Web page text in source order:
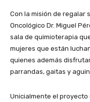
Con la misión de regalar
Oncológico Dr. Miguel
sala de quimioterapia
mujeres que están
quienes además
parrandas, gaitas y
Unicialmente el proyecto